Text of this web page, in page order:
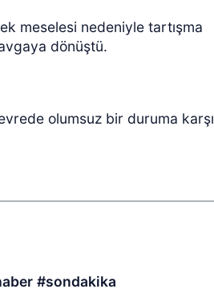
meselesi nedeniyle tartışma
dönüştü.
olumsuz bir duruma karşı
#sondakika